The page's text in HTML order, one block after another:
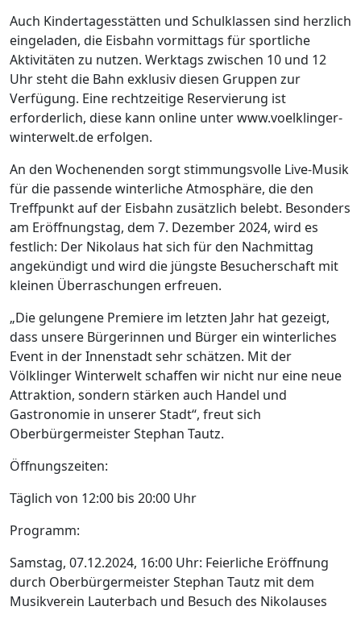
Auch Kindertagesstätten und Schulklassen sind herzlich
eingeladen, die Eisbahn vormittags für sportliche
Aktivitäten zu nutzen. Werktags zwischen 10 und 12
Uhr steht die Bahn exklusiv diesen Gruppen zur
Verfügung. Eine rechtzeitige Reservierung ist
erforderlich, diese kann online unter www.voelklinger-
winterwelt.de erfolgen.
An den Wochenenden sorgt stimmungsvolle Live-Musik
für die passende winterliche Atmosphäre, die den
Treffpunkt auf der Eisbahn zusätzlich belebt. Besonders
am Eröffnungstag, dem 7. Dezember 2024, wird es
festlich: Der Nikolaus hat sich für den Nachmittag
angekündigt und wird die jüngste Besucherschaft mit
kleinen Überraschungen erfreuen.
„Die gelungene Premiere im letzten Jahr hat gezeigt,
dass unsere Bürgerinnen und Bürger ein winterliches
Event in der Innenstadt sehr schätzen. Mit der
Völklinger Winterwelt schaffen wir nicht nur eine neue
Attraktion, sondern stärken auch Handel und
Gastronomie in unserer Stadt“, freut sich
Oberbürgermeister Stephan Tautz.
Öffnungszeiten:
Täglich von 12:00 bis 20:00 Uhr
Programm:
Samstag, 07.12.2024, 16:00 Uhr: Feierliche Eröffnung
durch Oberbürgermeister Stephan Tautz mit dem
Musikverein Lauterbach und Besuch des Nikolauses